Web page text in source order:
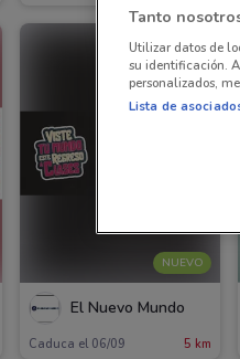
NUEVO
El Nuevo Mundo
Caduca el 06/09 5 km
Tanto
Utilizar datos de
su identificación.
personalizados,
Lista de